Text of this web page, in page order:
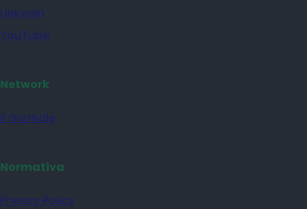
Linkedin
YouTube
Network
il Giornale
Normativa
Privacy Policy